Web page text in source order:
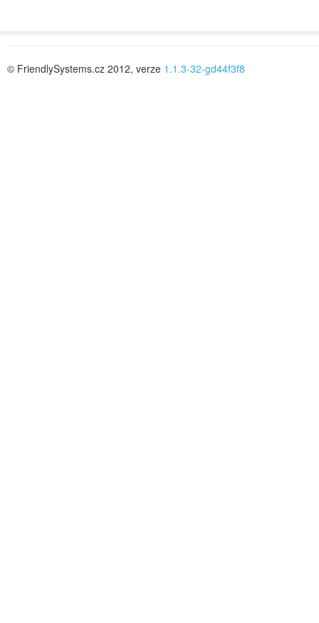
© FriendlySystems.cz 2012, verze 1.1.3-32-gd44f3f8